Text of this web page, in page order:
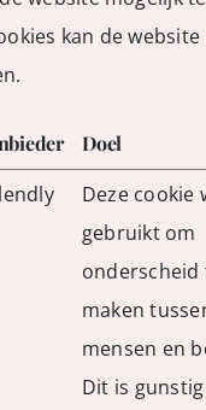
kan de
Doel
Deze cookie
gebruikt om
onderscheid
maken
mensen en
Dit is